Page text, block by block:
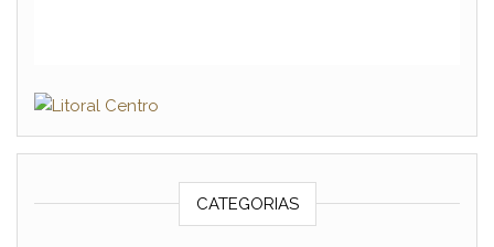
CATEGORIAS